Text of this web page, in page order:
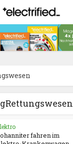
fahren im